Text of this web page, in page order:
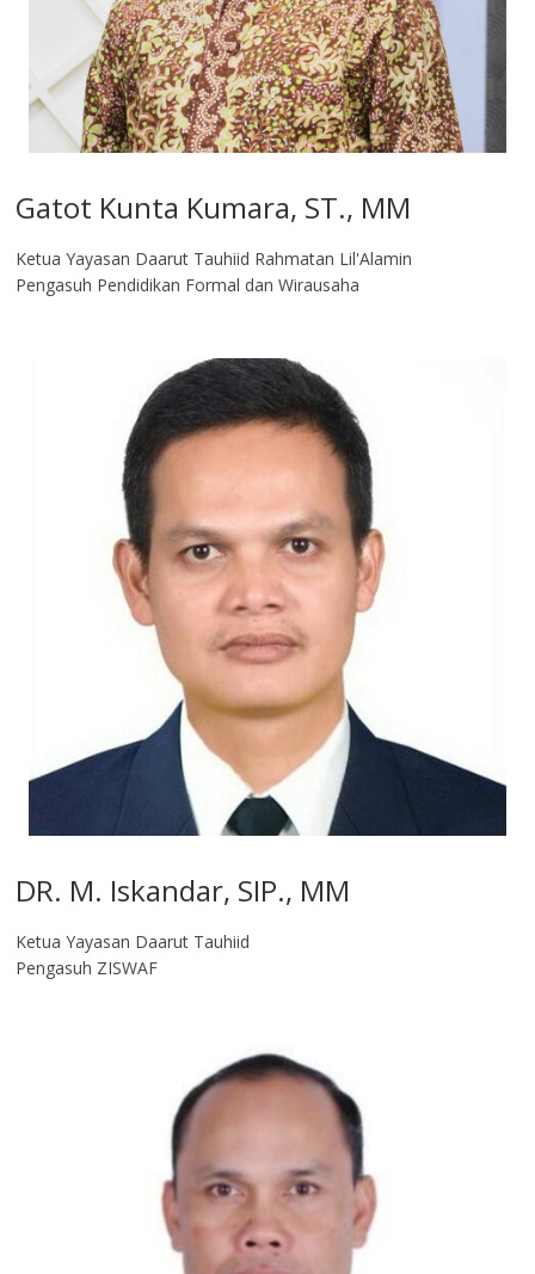
Gatot Kunta Kumara, ST., MM
Ketua Yayasan Daarut Tauhiid Rahmatan Lil'Alamin
Pengasuh Pendidikan Formal dan Wirausaha
DR. M. Iskandar, SIP., MM
Ketua Yayasan Daarut Tauhiid
Pengasuh ZISWAF